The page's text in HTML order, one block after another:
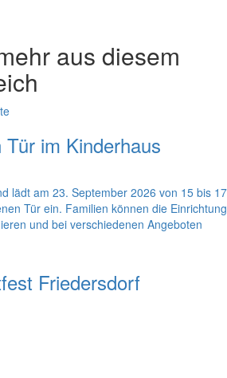
aus diesem
im Kinderhaus
lädt am 23. September 2026 von 15 bis 17
Tür ein. Familien können die Einrichtung
und bei verschiedenen Angeboten
Friedersdorf